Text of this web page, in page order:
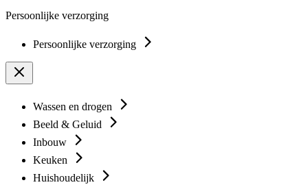
Persoonlijke verzorging
Persoonlijke verzorging
Wassen en drogen
Beeld & Geluid
Inbouw
Keuken
Huishoudelijk